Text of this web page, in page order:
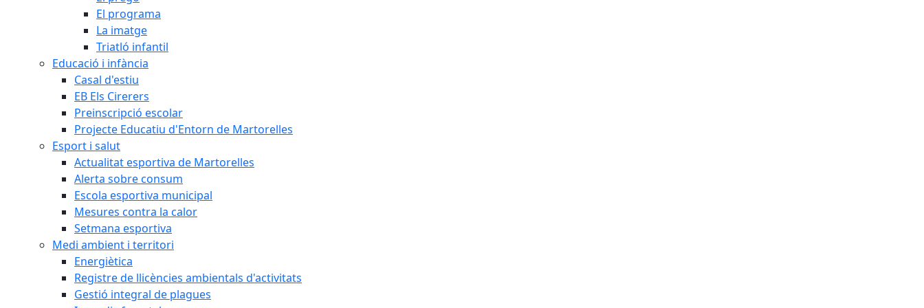
El programa
La imatge
Triatló infantil
Educació i infància
Casal d'estiu
EB Els Cirerers
Preinscripció escolar
Projecte Educatiu d'Entorn de Martorelles
Esport i salut
Actualitat esportiva de Martorelles
Alerta sobre consum
Escola esportiva municipal
Mesures contra la calor
Setmana esportiva
Medi ambient i territori
Energiètica
Registre de llicències ambientals d'activitats
Gestió integral de plagues